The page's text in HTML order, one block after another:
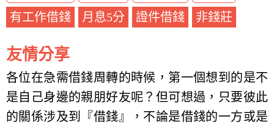
有工作借錢
月息5分 證件借錢 非錢莊
友情分享
各位在急需借錢周轉的時候，第一個想到的是不
是自己身邊的親朋好友呢？但可想過，只要彼此
的關係涉及到『借錢』，不論是借錢的一方或是